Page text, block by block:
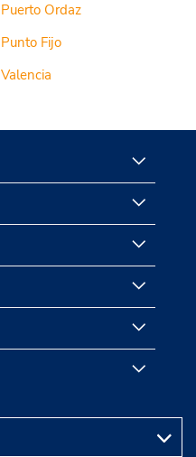
Puerto Ordaz
Punto Fijo
Valencia